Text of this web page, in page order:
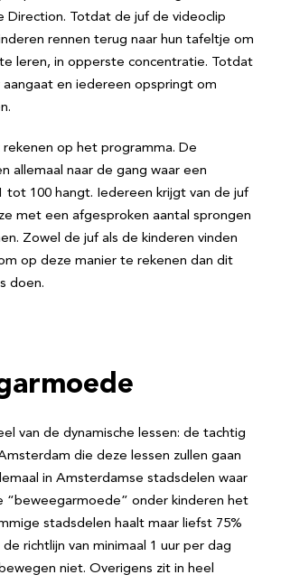
Direction. Totdat de juf de videoclip
rennen terug naar hun tafeltje om
leren, in opperste concentratie. Totdat
aangaat en iedereen opspringt om
op het programma. De
allemaal naar de gang waar een
tot 100 hangt. Iedereen krijgt van de juf
met een afgesproken aantal sprongen
Zowel de juf als de kinderen vinden
op deze manier te rekenen dan dit
doen.
van de dynamische lessen: de tachtig
die deze lessen zullen gaan
in Amsterdamse stadsdelen waar
“beweegarmoede” onder kinderen het
stadsdelen haalt maar liefst 75%
richtlijn van minimaal 1 uur per dag
niet. Overigens zit in heel